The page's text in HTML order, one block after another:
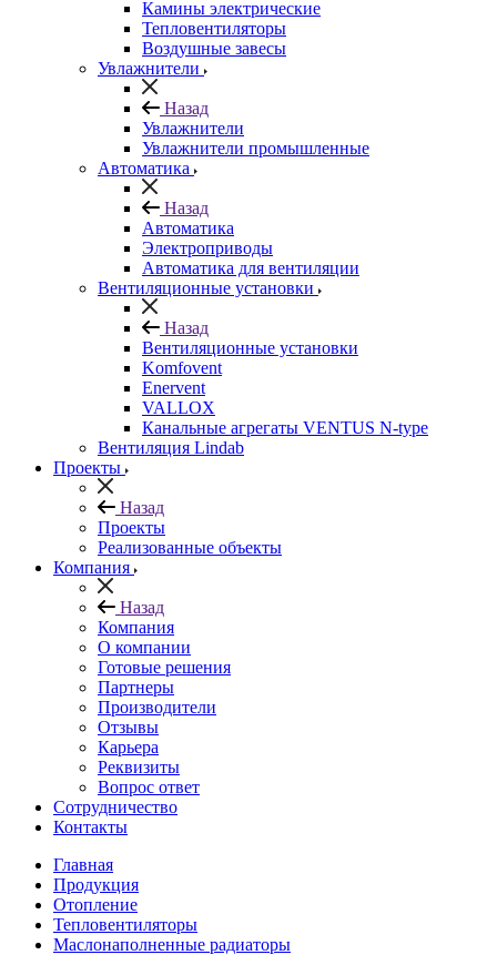
Камины электрические
Тепловентиляторы
Воздушные завесы
Увлажнители
Назад
Увлажнители
Увлажнители промышленные
Автоматика
Назад
Автоматика
Электроприводы
Автоматика для вентиляции
Вентиляционные установки
Назад
Вентиляционные установки
Komfovent
Enervent
VALLOX
Канальные агрегаты VENTUS N-type
Вентиляция Lindab
Проекты
Назад
Проекты
Реализованные объекты
Компания
Назад
Компания
О компании
Готовые решения
Партнеры
Производители
Отзывы
Карьера
Реквизиты
Вопрос ответ
Сотрудничество
Контакты
Главная
Продукция
Отопление
Тепловентиляторы
Маслонаполненные радиаторы